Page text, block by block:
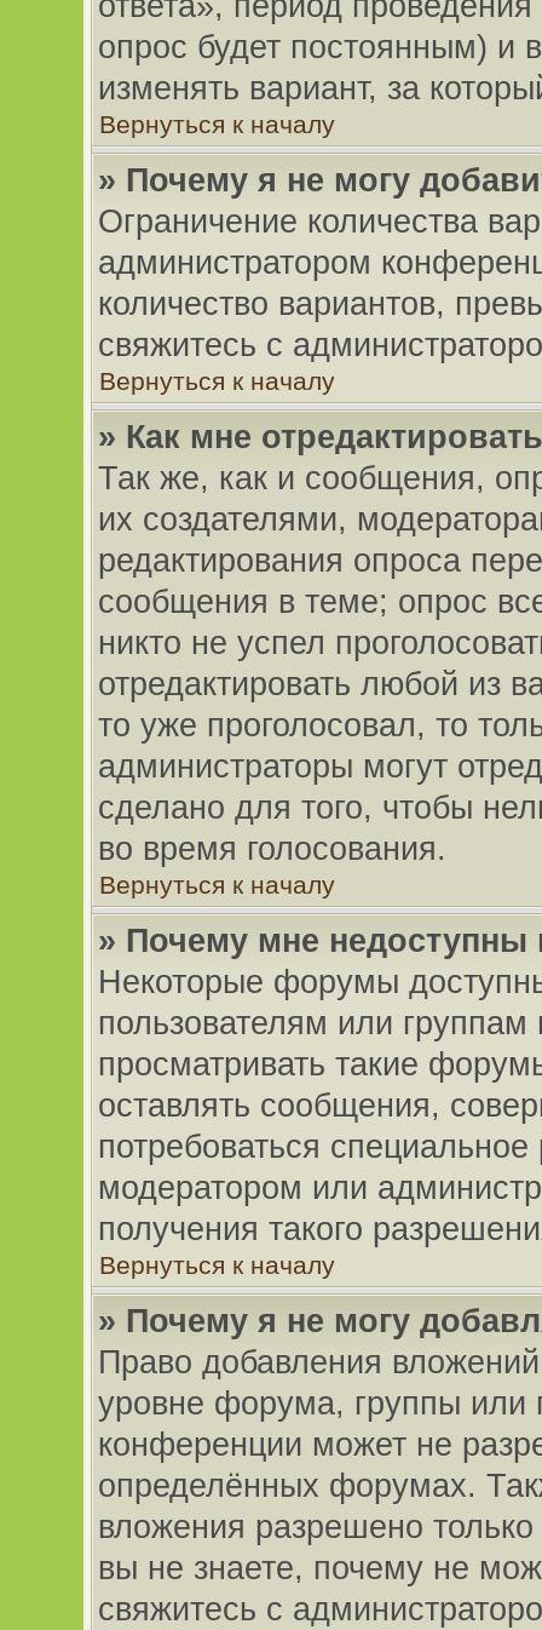
опрос будет постоянным) и
изменять вариант, за
Вернуться к началу
» Почему я не могу
Ограничение количества
администратором
количество вариантов,
свяжитесь с
Вернуться к началу
» Как мне
Так же, как и сообщения,
их создателями,
редактирования опроса
сообщения в теме; опрос
никто не успел
отредактировать любой из
то уже проголосовал, то
администраторы могут
сделано для того, чтобы
во время голосования.
Вернуться к началу
» Почему мне
Некоторые форумы
пользователям или
просматривать такие
оставлять сообщения,
потребоваться
модератором или
получения такого
Вернуться к началу
» Почему я не могу
Право добавления
уровне форума, группы или
конференции может не
определённых форумах.
вложения разрешено
вы не знаете, почему не
свяжитесь с